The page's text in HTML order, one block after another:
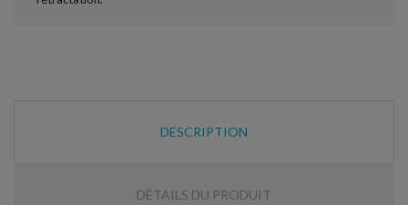
DESCRIPTION
DÉTAILS DU PRODUIT